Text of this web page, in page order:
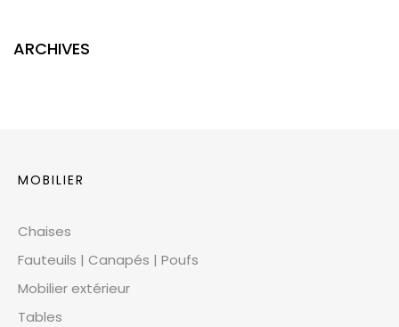
ARCHIVES
MOBILIER
Chaises
Fauteuils | Canapés | Poufs
Mobilier extérieur
Tables